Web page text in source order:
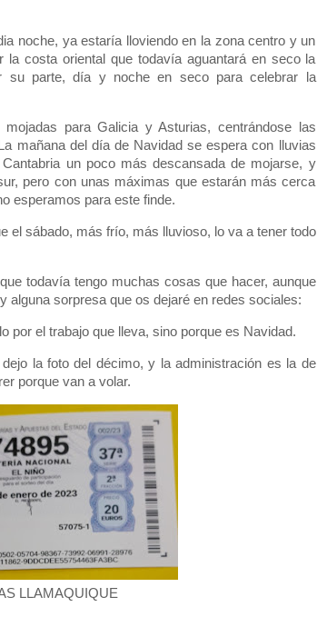
noche, ya estaría lloviendo en la zona centro y un
costa oriental que todavía aguantará en seco la
su parte, día y noche en seco para celebrar la
para Galicia y Asturias, centrándose las
mañana del día de Navidad se espera con lluvias
un poco más descansada de mojarse, y
pero con unas máximas que estarán más cerca
esperamos para este finde.
el sábado, más frío, más lluvioso, lo va a tener todo
todavía tengo muchas cosas que hacer, aunque
alguna sorpresa que os dejaré en redes sociales:
por el trabajo que lleva, sino porque es Navidad.
la foto del décimo, y la administración es la de
porque van a volar.
LLAMAQUIQUE